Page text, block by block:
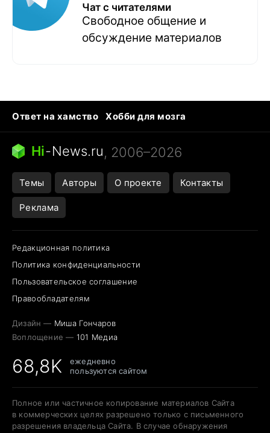
Чат с читателями
Свободное общение и
обсуждение материалов
Ответ на хамство
Хобби для мозга
Бензин 100 и 95
Тунцы в океанариуме
Следующая пандемия
Hi-News.ru, 2006–2026
Темы Авторы О проекте Контакты
Реклама
Редакционная политика
Политика конфиденциальности
Пользовательское соглашение
Правообладателям
Дизайн — Миша Гончаров
Воплощение — 101 Медиа
68,8K
ежедневно
пользуются сайтом
Полное или частичное копирование материалов Сайта
в коммерческих целях разрешено только с письменного
разрешения владельца Сайта. В случае обнаружения